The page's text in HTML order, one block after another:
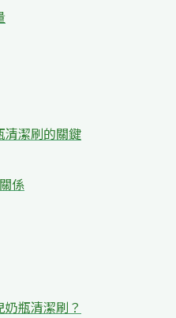
清潔刷的關鍵
係
瓶清潔刷？